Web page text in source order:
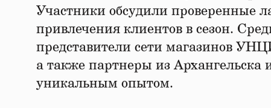
Участники обсудили проверенные
привлечения клиентов в сезон.
представители сети магазинов
а также партнеры из Архангельска
уникальным опытом.